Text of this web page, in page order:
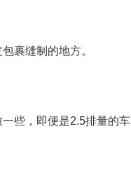
裹缝制的地方。
些，即便是2.5排量的车